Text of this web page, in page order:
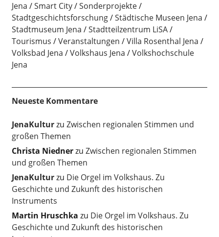
Jena
Smart City
Sonderprojekte
Stadtgeschichtsforschung
Städtische Museen Jena
Stadtmuseum Jena
Stadtteilzentrum LiSA
Tourismus
Veranstaltungen
Villa Rosenthal Jena
Volksbad Jena
Volkshaus Jena
Volkshochschule
Jena
Neueste Kommentare
JenaKulturzu Zwischen regionalen Stimmen und
großen Themen
Christa Niednerzu Zwischen regionalen Stimmen
und großen Themen
JenaKulturzu Die Orgel im Volkshaus. Zu
Geschichte und Zukunft des historischen
Instruments
Martin Hruschka zu Die Orgel im Volkshaus. Zu
Geschichte und Zukunft des historischen